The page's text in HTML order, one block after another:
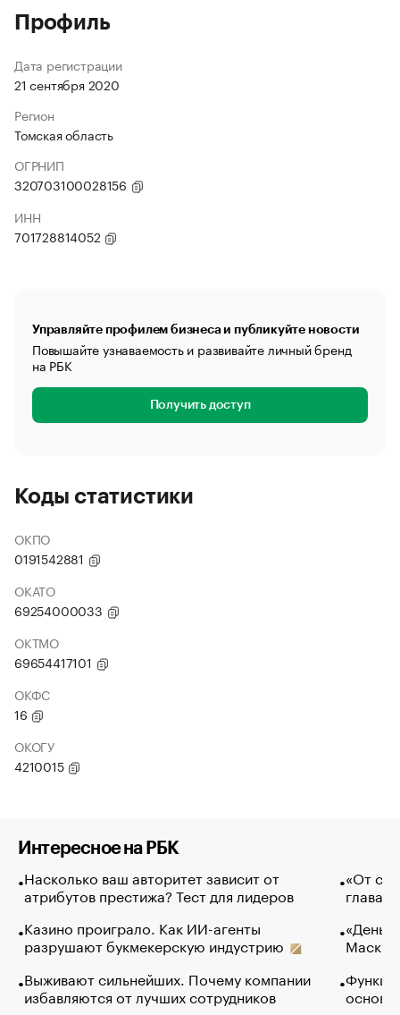
Профиль
Дата регистрации
21 сентября 2020
Регион
Томская область
ОГРНИП
320703100028156
ИНН
701728814052
Управляйте профилем бизнеса и публикуйте новости
Повышайте узнаваемость и развивайте личный бренд
на РБК
Получить доступ
Коды статистики
ОКПО
0191542881
ОКАТО
69254000033
ОКТМО
69654417101
ОКФС
16
ОКОГУ
4210015
Интересное на РБК
Насколько ваш авторитет зависит от
атрибутов престижа? Тест для лидеров
Казино проиграло. Как ИИ-агенты
разрушают букмекерскую индустрию
Выживают сильнейших. Почему компании
избавляются от лучших сотрудников
«От
глава
Маск в
основ